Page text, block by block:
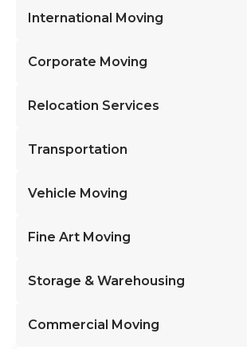
International Moving
Corporate Moving
Relocation Services
Transportation
Vehicle Moving
Fine Art Moving
Storage & Warehousing
Commercial Moving